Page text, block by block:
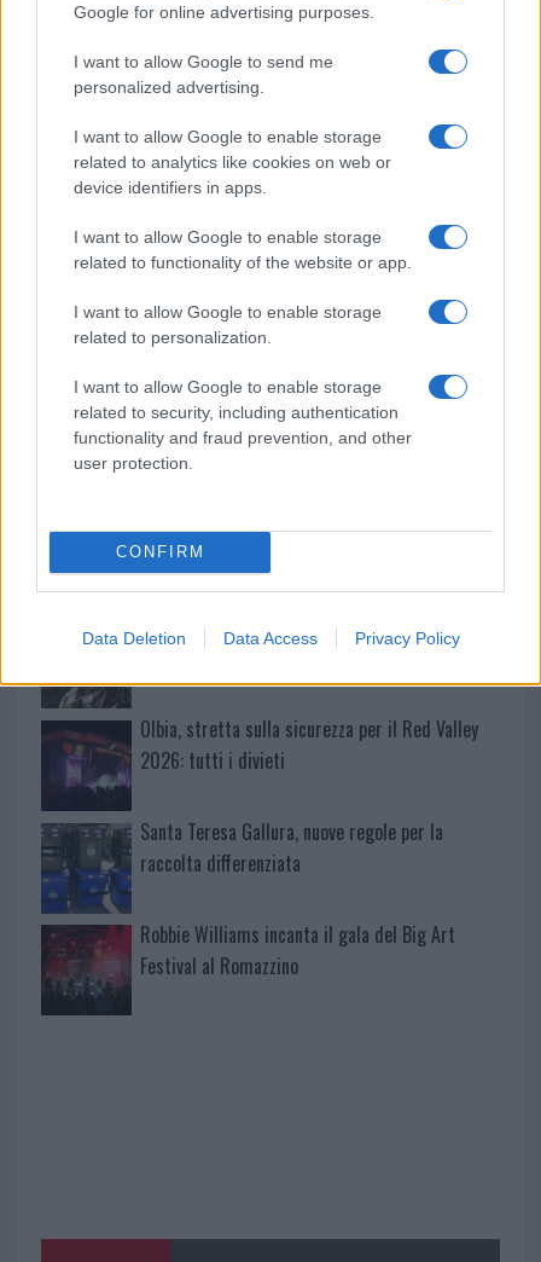
Google for online advertising purposes.
I want to allow Google to send me
personalized advertising.
I want to allow Google to enable storage
related to analytics like cookies on web or
device identifiers in apps.
I want to allow Google to enable storage
related to functionality of the website or app.
I want to allow Google to enable storage
related to personalization.
I want to allow Google to enable storage
related to security, including authentication
functionality and fraud prevention, and other
user protection.
CONFIRM
Data Deletion Data Access Privacy Policy
F
a
b
o
o
k
T
w
te
r
Pi
n
re
st
W
h
at
s
A
p
p
S
h
re
Prossimo articolo
NOTIZIE RECENTI
Soccorso tra i mega yacht sulla spiaggia di La
Maddalena: cosa è successo
Scontro Misericordia-Comune: Oltre le Bocche
attacca la sindaca
Salvini contestato a L’Agnata, il ministro
interviene: “Amo De Andrè che democrazia è?”
Porto Taverna, strage di pesci nello stagno:
scattano le prime bonifiche
Olbia, stretta sulla sicurezza per il Red Valley
2026: tutti i divieti
Santa Teresa Gallura, nuove regole per la
raccolta differenziata
Robbie Williams incanta il gala del Big Art
Festival al Romazzino